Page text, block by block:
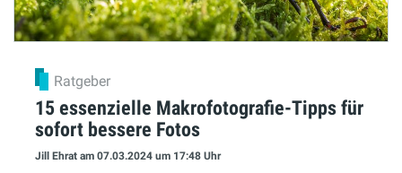
Ratgeber
15 essenzielle Makrofotografie-Tipps für
sofort bessere Fotos
Jill Ehrat am 07.03.2024 um 17:48 Uhr